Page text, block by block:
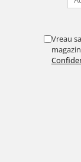
Vreau